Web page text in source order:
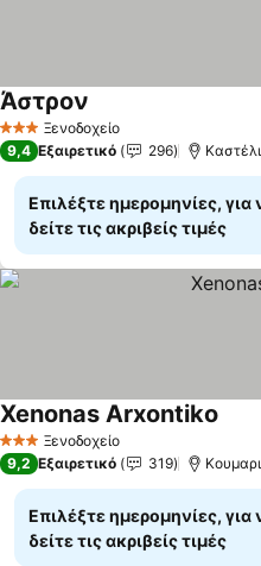
3 ΑστέριαΞενοδοχείο
Άστρον
9,4 Εξαιρετικό 296
Επιλέξτε ημερομηνίες, για
δείτε τις ακριβείς τιμές
3 ΑστέριαΞενοδοχείο
Xenonas Arxontiko
9,2 Εξαιρετικό 319
Επιλέξτε ημερομηνίες, για
δείτε τις ακριβείς τιμές